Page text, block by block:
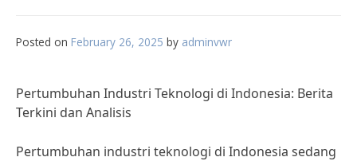
Posted on February 26, 2025 by adminvwr
Pertumbuhan Industri Teknologi di Indonesia: Berita
Terkini dan Analisis
Pertumbuhan industri teknologi di Indonesia sedang